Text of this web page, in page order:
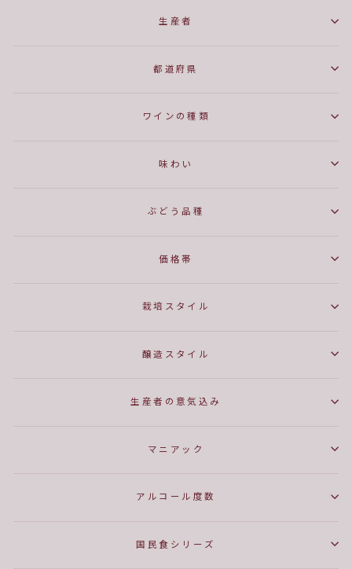
生産者
都道府県
ワインの種類
味わい
ぶどう品種
価格帯
栽培スタイル
醸造スタイル
生産者の意気込み
マニアック
アルコール度数
国民食シリーズ